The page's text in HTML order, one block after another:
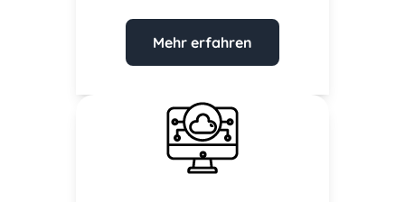
Mehr erfahren